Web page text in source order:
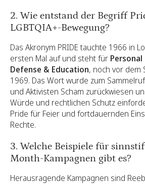
2. Wie entstand der Begriff
LGBTQIA+-Bewegung?
Das Akronym PRIDE tauchte 1966 in
ersten Mal auf und steht für
Defense & Education, noch vor dem
1969. Das Wort wurde zum
und Aktivisten Scham zurückwiesen
Würde und rechtlichen Schutz
Pride für Feier und fortdauernden
Rechte.
3. Welche Beispiele für
Month-Kampagnen gibt es?
Herausragende Kampagnen sind